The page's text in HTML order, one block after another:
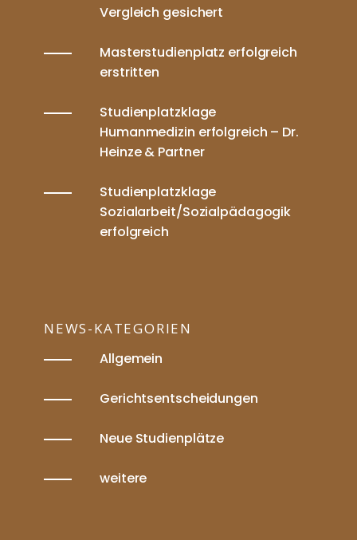
Vergleich gesichert
Masterstudienplatz erfolgreich
erstritten
Studienplatzklage
Humanmedizin erfolgreich – Dr.
Heinze & Partner
Studienplatzklage
Sozialarbeit/Sozialpädagogik
erfolgreich
NEWS-KATEGORIEN
Allgemein
Gerichtsentscheidungen
Neue Studienplätze
weitere